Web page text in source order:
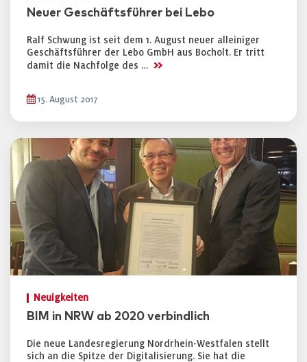
Neuer Geschäftsführer bei Lebo
Ralf Schwung ist seit dem 1. August neuer alleiniger
Geschäftsführer der Lebo GmbH aus Bocholt. Er tritt
damit die Nachfolge des … >>
15. August 2017
Neuigkeiten
BIM in NRW ab 2020 verbindlich
Die neue Landesregierung Nordrhein-Westfalen stellt
sich an die Spitze der Digitalisierung. Sie hat die